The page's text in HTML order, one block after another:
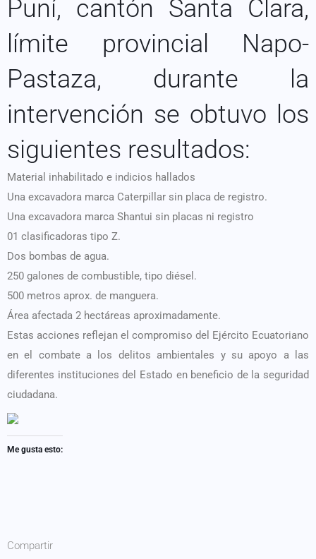
Puní, cantón Santa Clara,
límite provincial Napo-
Pastaza, durante la
intervención se obtuvo los
siguientes resultados:
Material inhabilitado e indicios hallados
Una excavadora marca Caterpillar sin placa de registro.
Una excavadora marca Shantui sin placas ni registro
01 clasificadoras tipo Z.
Dos bombas de agua.
250 galones de combustible, tipo diésel.
500 metros aprox. de manguera.
Área afectada 2 hectáreas aproximadamente.
Estas acciones reflejan el compromiso del Ejército Ecuatoriano
en el combate a los delitos ambientales y su apoyo a las
diferentes instituciones del Estado en beneficio de la seguridad
ciudadana.
Me gusta esto:
Compartir